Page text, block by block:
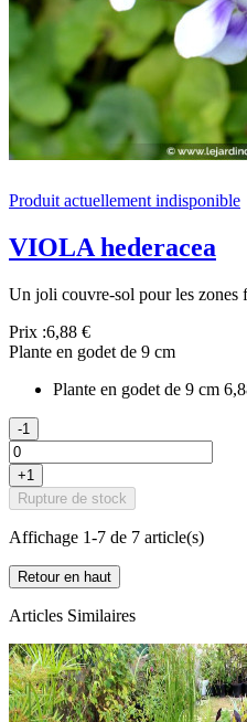
Produit actuellement indisponible
VIOLA hederacea
Un joli couvre-sol pour les zones
Prix :6,88 €
Plante en godet de 9 cm
Plante en godet de 9 cm
-1
+1
Rupture de stock
Affichage 1-7 de 7 article(s)
Retour en haut
Articles Similaires